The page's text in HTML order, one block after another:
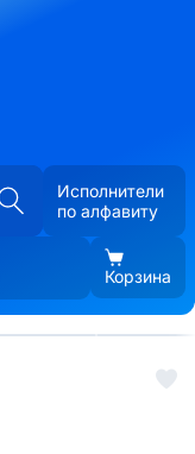
Исполнители
по алфавиту
Корзина